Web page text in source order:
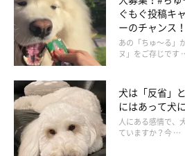
える！ 飼い主さんの問題行動』では
動」のほか、しつけや環境・お手入れ
も解説しています。
ぐもぐ投稿キ
ーのチャンス！
あの「ちゅ～る」
ヌ」をご存じです
犬は「反省」
にはあって犬
人にある感情で、
ていますか？今 …